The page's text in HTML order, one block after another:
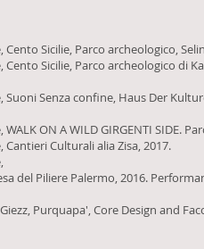
Sicilie, Parco archeologico,
Sicilie, Parco archeologico di
Senza confine, Haus Der
ON A WILD GIRGENTI SIDE.
Culturali alia Zisa, 2017.
del Piliere Palermo, 2016.
Purquapa', Core Design and